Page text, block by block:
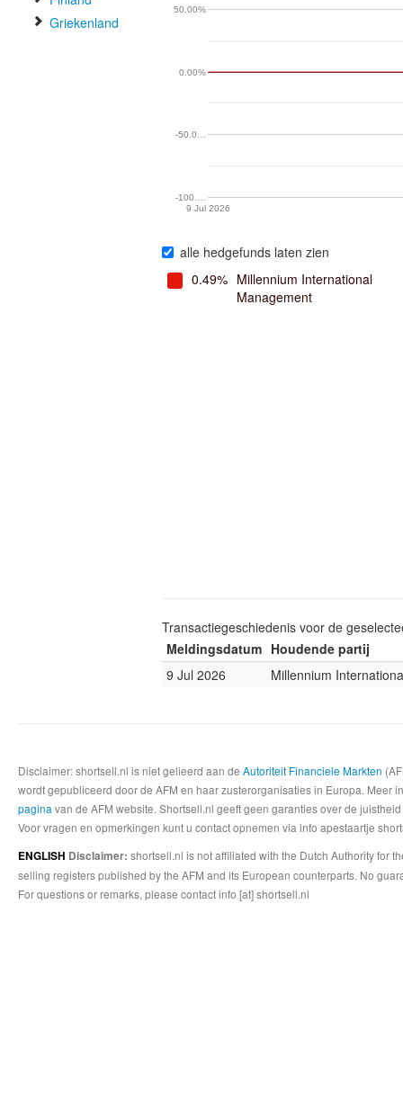
Griekenland
9 Jul 2026
-100.…
-50.0…
0.00%
50.00%
alle hedgefunds laten zien
0.49% Millennium International
Management
Transactiegeschiedenis voor de
Meldingsdatum Houdende partij
9 Jul 2026
Millennium
Disclaimer: shortsell.nl is niet gelieerd aan de Autoriteit Financiele Markten
wordt gepubliceerd door de AFM en haar zusterorganisaties in Europa.
pagina van de AFM website. Shortsell.nl geeft geen garanties over de
Voor vragen en opmerkingen kunt u contact opnemen via info apestaartje
ENGLISH Disclaimer: shortsell.nl is not affiliated with the Dutch Authority for
selling registers published by the AFM and its European counterparts. No
For questions or remarks, please contact info [at] shortsell.nl